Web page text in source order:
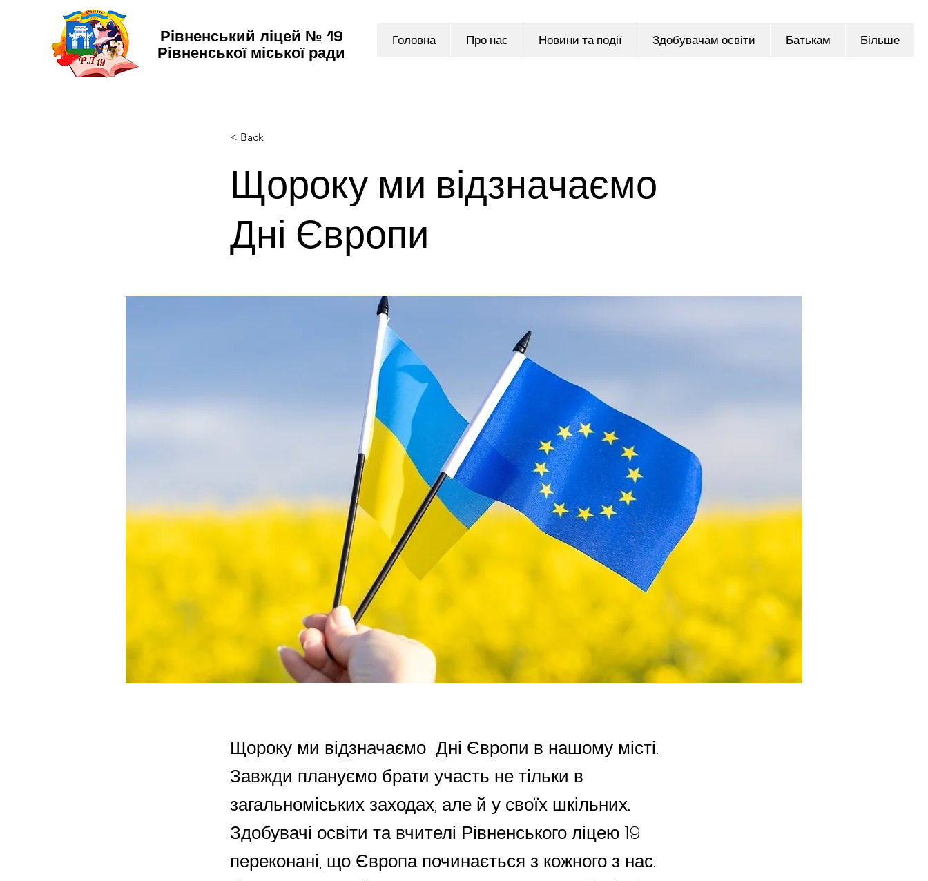
Головна Про нас Новини та події Здобувачам освіти Батькам Більше
Рівненський ліцей № 19
Рівненської міської ради
< Back
Щороку ми відзначаємо
Дні Європи
Щороку ми відзначаємо Дні Європи в нашому місті.
Завжди плануємо брати участь не тільки в
загальноміських заходах, але й у своїх шкільних.
Здобувачі освіти та вчителі Рівненського ліцею 19
переконані, що Європа починається з кожного з нас.